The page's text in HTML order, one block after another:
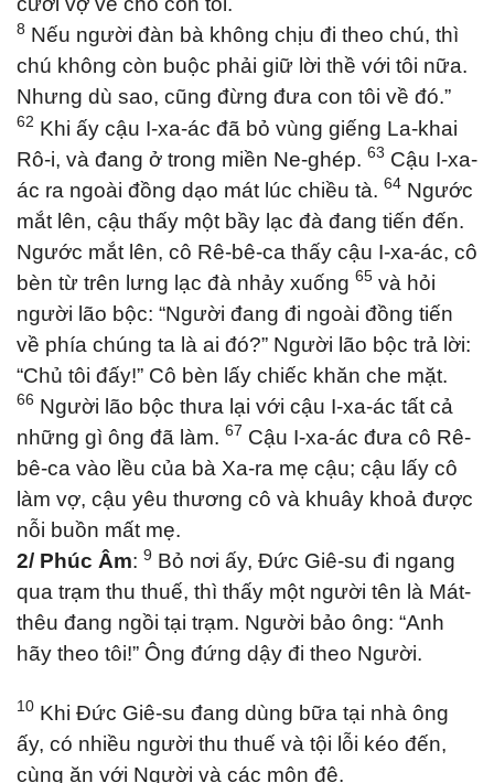
8 Nếu người đàn bà không chịu đi theo chú, thì
chú không còn buộc phải giữ lời thề với tôi nữa.
Nhưng dù sao, cũng đừng đưa con tôi về đó.”
62 Khi ấy cậu I-xa-ác đã bỏ vùng giếng La-khai
Rô-i, và đang ở trong miền Ne-ghép. 63 Cậu I-xa-
ác ra ngoài đồng dạo mát lúc chiều tà. 64 Ngước
mắt lên, cậu thấy một bầy lạc đà đang tiến đến.
Ngước mắt lên, cô Rê-bê-ca thấy cậu I-xa-ác, cô
bèn từ trên lưng lạc đà nhảy xuống 65 và hỏi
người lão bộc: “Người đang đi ngoài đồng tiến
về phía chúng ta là ai đó?” Người lão bộc trả lời:
“Chủ tôi đấy!” Cô bèn lấy chiếc khăn che mặt.
66 Người lão bộc thưa lại với cậu I-xa-ác tất cả
những gì ông đã làm. 67 Cậu I-xa-ác đưa cô Rê-
bê-ca vào lều của bà Xa-ra mẹ cậu; cậu lấy cô
làm vợ, cậu yêu thương cô và khuây khoả được
nỗi buồn mất mẹ.
2/ Phúc Âm: 9 Bỏ nơi ấy, Đức Giê-su đi ngang
qua trạm thu thuế, thì thấy một người tên là Mát-
thêu đang ngồi tại trạm. Người bảo ông: “Anh
hãy theo tôi!” Ông đứng dậy đi theo Người.
10 Khi Đức Giê-su đang dùng bữa tại nhà ông
ấy, có nhiều người thu thuế và tội lỗi kéo đến,
cùng ăn với Người và các môn đệ.